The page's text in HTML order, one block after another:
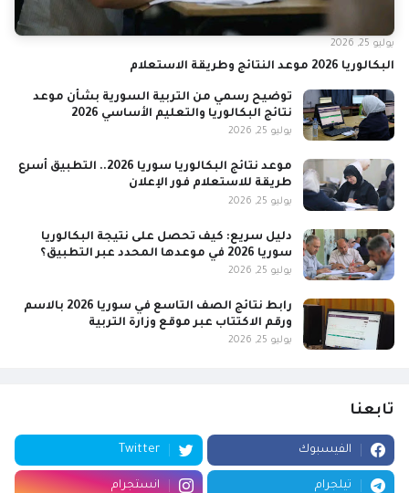
البكالوريا 2026 موعد النتائج وطريقة الاستعلام
يوليو 25, 2026
توضيح رسمي من التربية السورية بشأن موعد
نتائج البكالوريا والتعليم الأساسي 2026
يوليو 25, 2026
موعد نتائج البكالوريا سوريا 2026.. التطبيق أسرع
طريقة للاستعلام فور الإعلان
يوليو 25, 2026
دليل سريع: كيف تحصل على نتيجة البكالوريا
سوريا 2026 في موعدها المحدد عبر التطبيق؟
يوليو 25, 2026
رابط نتائج الصف التاسع في سوريا 2026 بالاسم
ورقم الاكتتاب عبر موقع وزارة التربية
يوليو 25, 2026
تابعنا
الفيسبوك Twitter
تيلجرام انستجرام